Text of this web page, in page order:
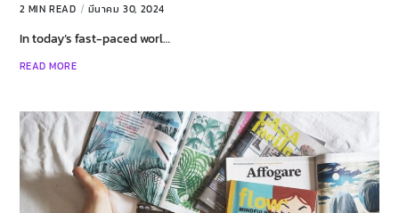
2 MIN READ มีนาคม 30, 2024
In today’s fast-paced worl…
READ MORE